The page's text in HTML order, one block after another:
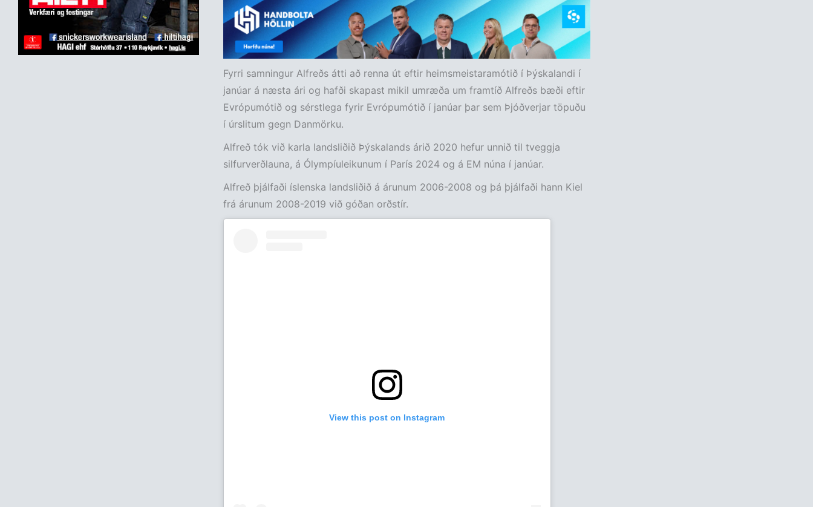
Fyrri samningur Alfreðs átti að renna út eftir heimsmeistaramótið í Þýskalandi í
janúar á næsta ári og hafði skapast mikil umræða um framtíð Alfreðs bæði eftir
Evrópumótið og sérstlega fyrir Evrópumótið í janúar þar sem Þjóðverjar töpuðu
í úrslitum gegn Danmörku.
Alfreð tók við karla landsliðið Þýskalands árið 2020 hefur unnið til tveggja
silfurverðlauna, á Ólympíuleikunum í París 2024 og á EM núna í janúar.
Alfreð þjálfaði íslenska landsliðið á árunum 2006-2008 og þá þjálfaði hann Kiel
frá árunum 2008-2019 við góðan orðstír.
View this post on Instagram